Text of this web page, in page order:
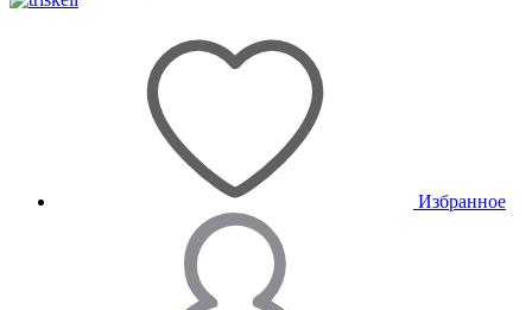
Избранное